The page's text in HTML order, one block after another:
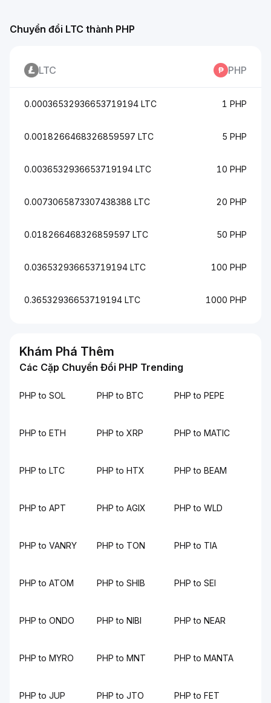
Chuyển đổi LTC thành PHP
LTC PHP
0.00036532936653719194 LTC 1 PHP
0.0018266468326859597 LTC 5 PHP
0.0036532936653719194 LTC 10 PHP
0.0073065873307438388 LTC 20 PHP
0.018266468326859597 LTC 50 PHP
0.036532936653719194 LTC 100 PHP
0.36532936653719194 LTC 1000 PHP
Khám Phá Thêm
Các Cặp Chuyển Đổi PHP Trending
PHP to SOL PHP to BTC PHP to PEPE
PHP to ETH PHP to XRP PHP to MATIC
PHP to LTC PHP to HTX PHP to BEAM
PHP to APT PHP to AGIX PHP to WLD
PHP to VANRY PHP to TON PHP to TIA
PHP to ATOM PHP to SHIB PHP to SEI
PHP to ONDO PHP to NIBI PHP to NEAR
PHP to MYRO PHP to MNT PHP to MANTA
PHP to JUP PHP to JTO PHP to FET